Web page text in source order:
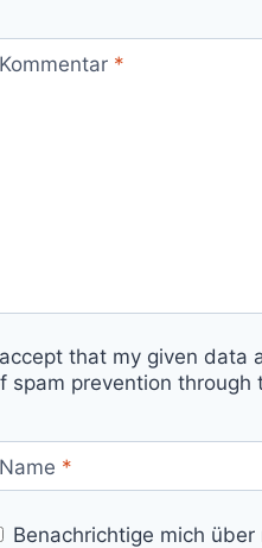
Kommentar *
that my given data
spam prevention through
Name *
Benachrichtige mich